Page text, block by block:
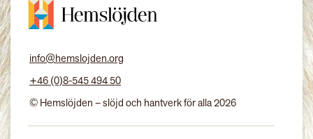
info@hemslojden.org
+46 (0)8-545 494 50
© Hemslöjden – slöjd och hantverk för alla 2026